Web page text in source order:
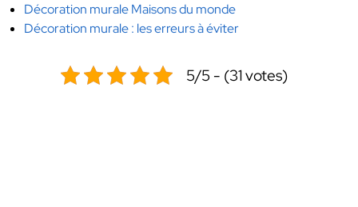
Décoration murale Maisons du monde
Décoration murale : les erreurs à éviter
5/5 - (31 votes)